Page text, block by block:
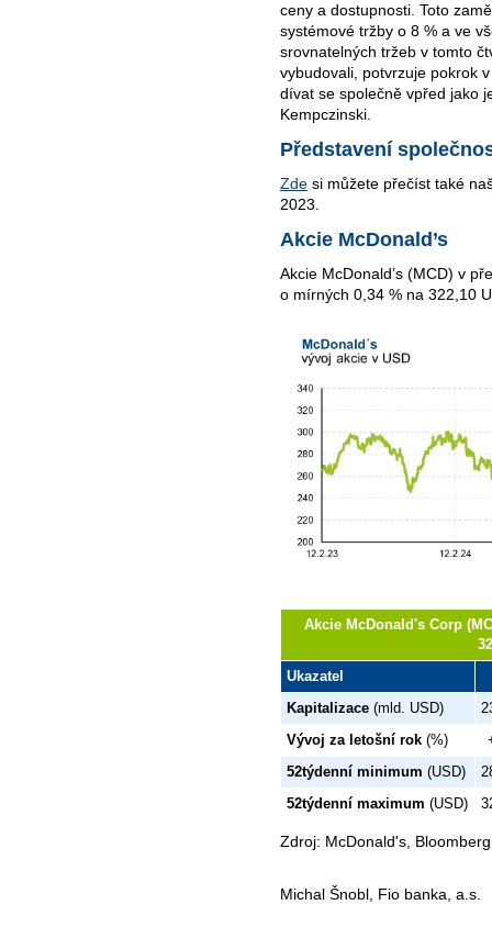
ceny a dostupnosti. Toto
systémové tržby o 8 % a ve
srovnatelných tržeb v tomto
vybudovali, potvrzuje pokrok
dívat se společně vpřed jako
Kempczinski.
Představení
Zde si můžete přečíst také
2023.
Akcie McDonald’s
Akcie McDonald’s (MCD) v
o mírných 0,34 % na 322,10
Akcie McDonald's Corp
Ukazatel
Kapitalizace (mld. USD)
Vývoj za letošní rok (%)
52týdenní minimum (USD)
52týdenní maximum (USD)
Zdroj: McDonald's, Bloomberg
Michal Šnobl, Fio banka, a.s.